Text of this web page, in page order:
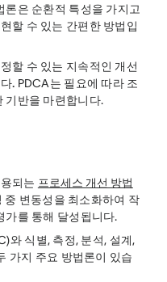
론은 순환적 특성을 가지고
할 수 있는 간편한 방법입
할 수 있는 지속적인 개선
. PDCA는 필요에 따라 조
기반을 마련합니다.
되는 프로세스 개선 방법
중 변동성을 최소화하여 작
가를 통해 달성됩니다.
와 식별, 측정, 분석, 설계,
가지 주요 방법론이 있습